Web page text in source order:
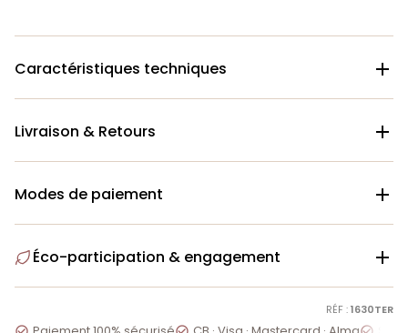
Caractéristiques techniques 
Livraison & Retours 
Modes de paiement 
Éco-participation & engagement 
RÉF :1630TER